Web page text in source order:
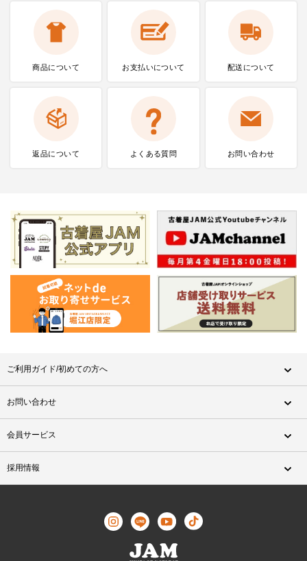
商品について お支払いについて 配送について
返品について よくある質問 お問い合わせ
ご利用ガイド/初めての方へ
お問い合わせ
会員サービス
採用情報